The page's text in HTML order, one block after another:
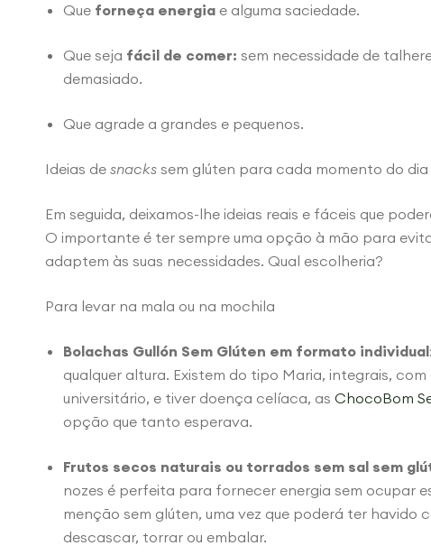
Que forneça energia e alguma saciedade.
Que seja fácil de comer: sem necessidade de
demasiado.
Que agrade a grandes e pequenos.
Ideias de snacks sem glúten para cada momento do dia
Em seguida, deixamos-lhe ideias reais e fáceis que
O importante é ter sempre uma opção à mão para
adaptem às suas necessidades. Qual escolheria?
Para levar na mala ou na mochila
Bolachas Gullón Sem Glúten em formato individual
qualquer altura. Existem do tipo Maria, integrais,
universitário, e tiver doença celíaca, as ChocoBom
opção que tanto esperava.
Frutos secos naturais ou torrados sem sal sem
nozes é perfeita para fornecer energia sem ocupar
menção sem glúten, uma vez que poderá ter
descascar, torrar ou embalar.